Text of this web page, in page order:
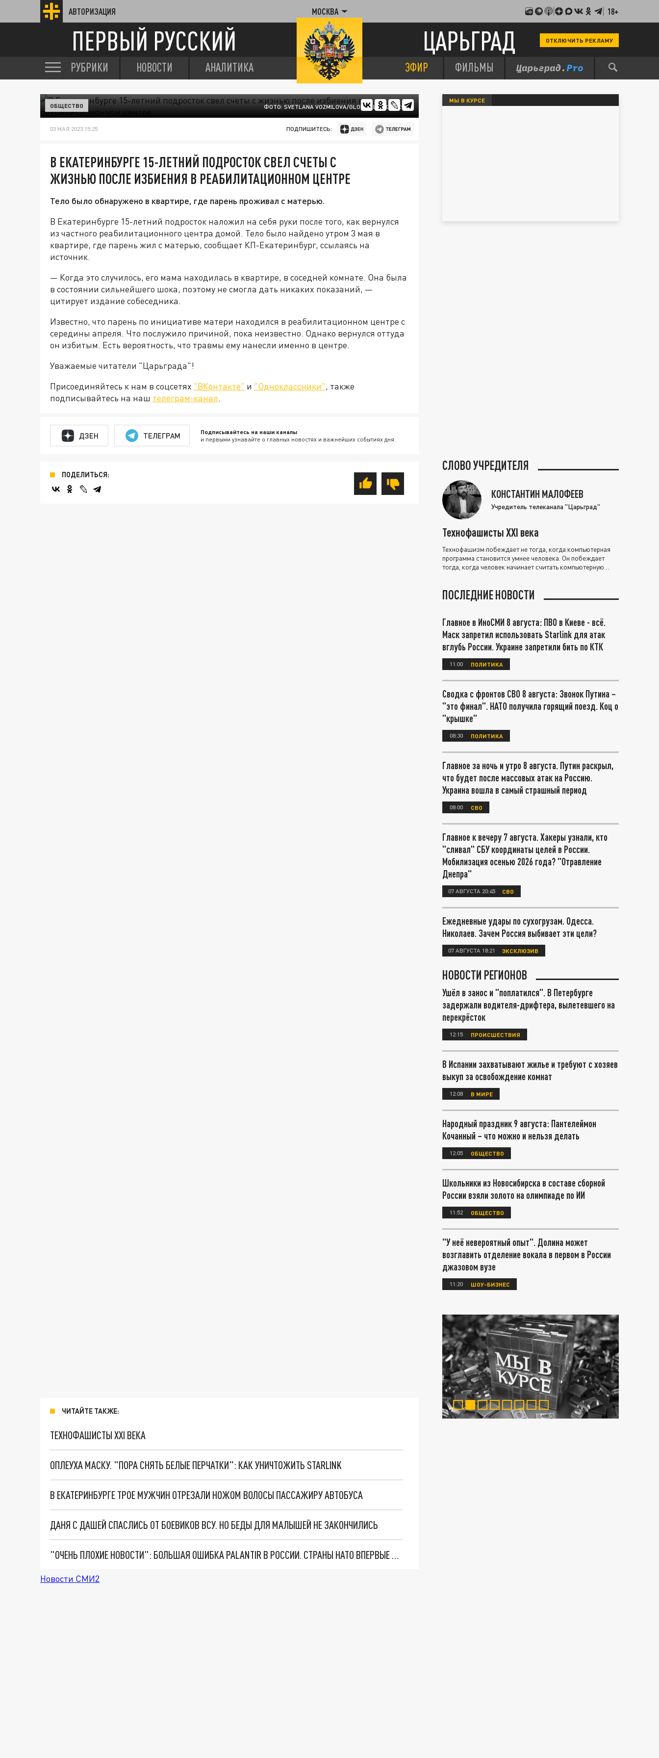
АВТОРИЗАЦИЯ МОСКВА 18+
ПЕРВЫЙ РУССКИЙ ЦАРЬГРАД ОТКЛЮЧИТЬ РЕКЛАМУ
РУБРИКИ НОВОСТИ АНАЛИТИКА ЭФИР ФИЛЬМЫ
ФОТО: SVETLANA VOZMILOVA/GLOBAL LOOK PRESS
ОБЩЕСТВО
03 МАЯ 2023 15:25 ПОДПИШИТЕСЬ:
В ЕКАТЕРИНБУРГЕ 15-ЛЕТНИЙ ПОДРОСТОК СВЕЛ СЧЕТЫ С
ЖИЗНЬЮ ПОСЛЕ ИЗБИЕНИЯ В РЕАБИЛИТАЦИОННОМ ЦЕНТРЕ
Тело было обнаружено в квартире, где парень проживал с матерью.
В Екатеринбурге 15-летний подросток наложил на себя руки после того, как вернулся
из частного реабилитационного центра домой. Тело было найдено утром 3 мая в
квартире, где парень жил с матерью, сообщает КП-Екатеринбург, ссылаясь на
источник.
— Когда это случилось, его мама находилась в квартире, в соседней комнате. Она была
в состоянии сильнейшего шока, поэтому не смогла дать никаких показаний, —
цитирует издание собеседника.
Известно, что парень по инициативе матери находился в реабилитационном центре с
середины апреля. Что послужило причиной, пока неизвестно. Однако вернулся оттуда
он избитым. Есть вероятность, что травмы ему нанесли именно в центре.
Уважаемые читатели "Царьграда"!
Присоединяйтесь к нам в соцсетях "ВКонтакте" и "Одноклассники", также
подписывайтесь на наш телеграм-канал.
ДЗЕН ТЕЛЕГРАМ Подписывайтесь на наши каналы
и первыми узнавайте о главных новостях и важнейших событиях дня.
ПОДЕЛИТЬСЯ:
ЧИТАЙТЕ ТАКЖЕ:
ТЕХНОФАШИСТЫ XXI ВЕКА
ОПЛЕУХА МАСКУ. "ПОРА СНЯТЬ БЕЛЫЕ ПЕРЧАТКИ": КАК УНИЧТОЖИТЬ STARLINK
В ЕКАТЕРИНБУРГЕ ТРОЕ МУЖЧИН ОТРЕЗАЛИ НОЖОМ ВОЛОСЫ ПАССАЖИРУ АВТОБУСА
ДАНЯ С ДАШЕЙ СПАСЛИСЬ ОТ БОЕВИКОВ ВСУ. НО БЕДЫ ДЛЯ МАЛЫШЕЙ НЕ ЗАКОНЧИЛИСЬ
"ОЧЕНЬ ПЛОХИЕ НОВОСТИ": БОЛЬШАЯ ОШИБКА PALANTIR В РОССИИ. СТРАНЫ НАТО ВПЕРВЫЕ ЗА СВО ОСТАНОВИЛИ ПОСТАВКИ ОРУЖИЯ. ВСУ ТЕРЯЮТ ПРИГРАНИЧЬЕ?
Новости СМИ2
МЫ В КУРСЕ
СЛОВО УЧРЕДИТЕЛЯ
КОНСТАНТИН МАЛОФЕЕВ
Учредитель телеканала "Царьград"
Технофашисты XXI века
Технофашизм побеждает не тогда, когда компьютерная
программа становится умнее человека. Он побеждает
тогда, когда человек начинает считать компьютерную
ПОСЛЕДНИЕ НОВОСТИ
Главное в ИноСМИ 8 августа: ПВО в Киеве - всё.
Маск запретил использовать Starlink для атак
вглубь России. Украине запретили бить по КТК
11:00 ПОЛИТИКА
Сводка с фронтов СВО 8 августа: Звонок Путина –
"это финал". НАТО получила горящий поезд. Коц о
"крышке"
08:30 ПОЛИТИКА
Главное за ночь и утро 8 августа. Путин раскрыл,
что будет после массовых атак на Россию.
Украина вошла в самый страшный период
08:00 СВО
Главное к вечеру 7 августа. Хакеры узнали, кто
"сливал" СБУ координаты целей в России.
Мобилизация осенью 2026 года? "Отравление
Днепра"
07 АВГУСТА 20:45 СВО
Ежедневные удары по сухогрузам. Одесса.
Николаев. Зачем Россия выбивает эти цели?
07 АВГУСТА 18:21 ЭКСКЛЮЗИВ
НОВОСТИ РЕГИОНОВ
Ушёл в занос и "поплатился". В Петербурге
задержали водителя-дрифтера, вылетевшего на
перекрёсток
12:15 ПРОИСШЕСТВИЯ
В Испании захватывают жилье и требуют с хозяев
выкуп за освобождение комнат
12:08 В МИРЕ
Народный праздник 9 августа: Пантелеймон
Кочанный – что можно и нельзя делать
12:05 ОБЩЕСТВО
Школьники из Новосибирска в составе сборной
России взяли золото на олимпиаде по ИИ
11:52 ОБЩЕСТВО
"У неё невероятный опыт". Долина может
возглавить отделение вокала в первом в России
джазовом вузе
11:20 ШОУ-БИЗНЕС